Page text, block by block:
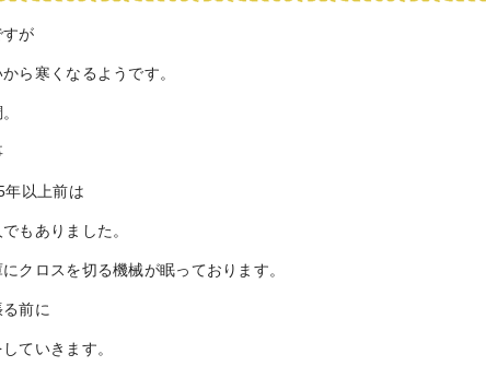
が
ら寒くなるようです。
年以上前は
もありました。
クロスを切る機械が眠っております。
前に
ていきます。